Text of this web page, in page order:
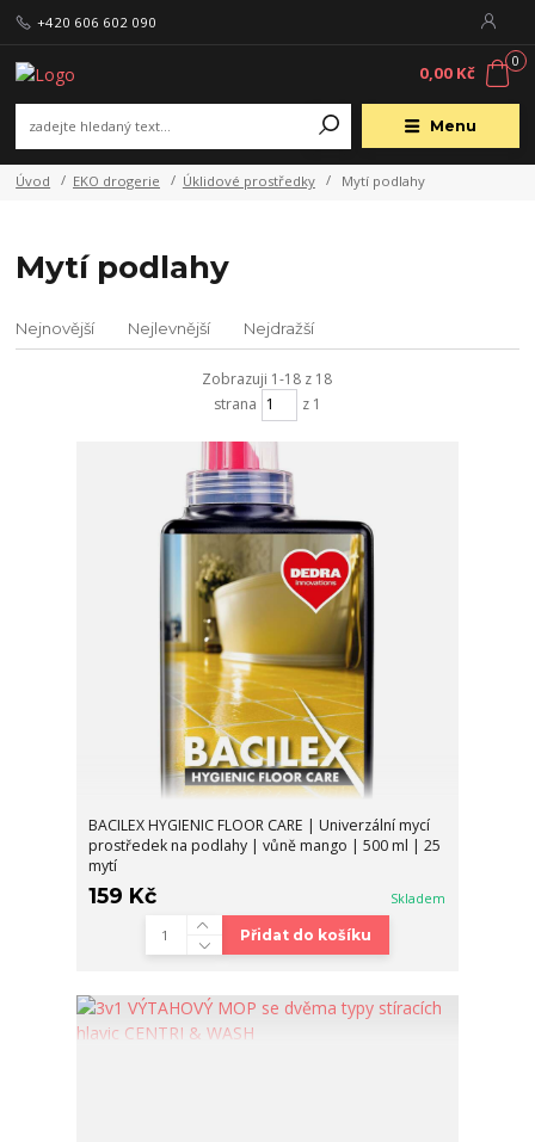
Menu
+420 606 602 090
0
0,00 Kč
Úvod EKO drogerie Úklidové prostředky Mytí podlahy
Mytí podlahy
Nejnovější Nejlevnější Nejdražší
Zobrazuji 1-18 z 18
strana
z 1
BACILEX HYGIENIC FLOOR CARE | Univerzální mycí
prostředek na podlahy | vůně mango | 500 ml | 25
mytí
159 Kč Skladem
Přidat do košíku